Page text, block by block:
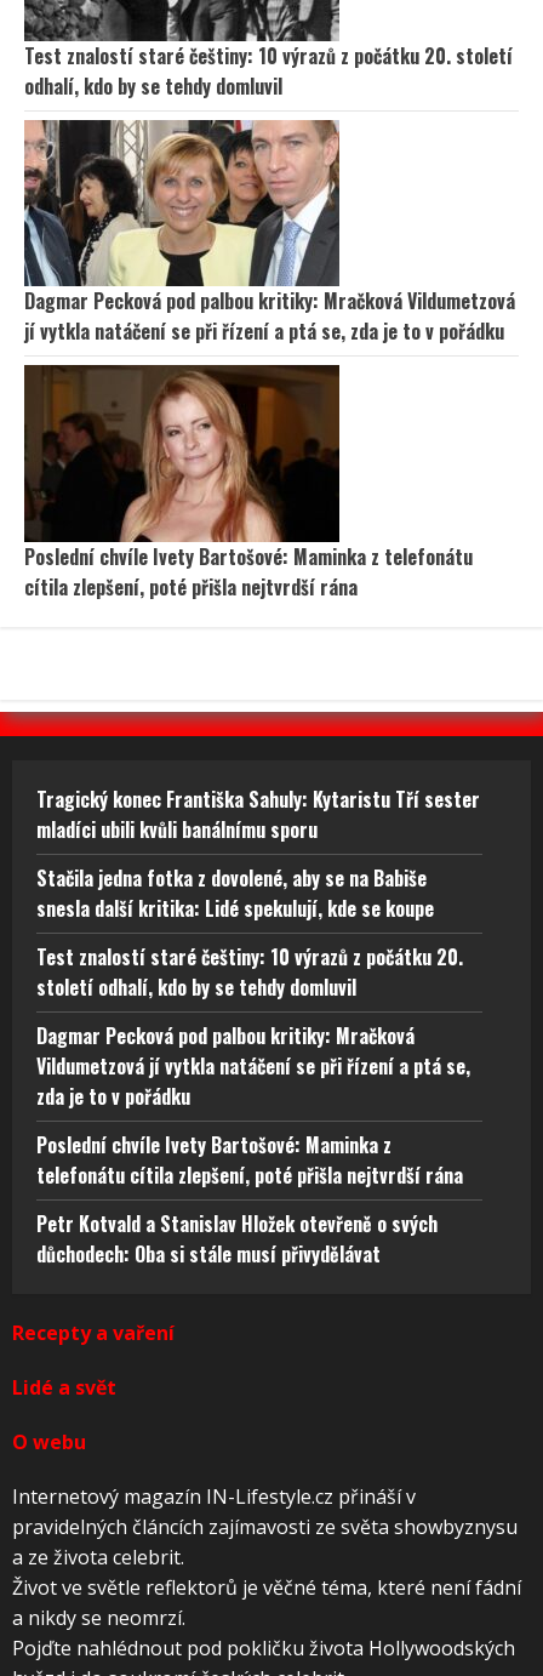
Test znalostí staré češtiny: 10 výrazů z počátku 20. století
odhalí, kdo by se tehdy domluvil
Dagmar Pecková pod palbou kritiky: Mračková Vildumetzová
jí vytkla natáčení se při řízení a ptá se, zda je to v pořádku
Poslední chvíle Ivety Bartošové: Maminka z telefonátu
cítila zlepšení, poté přišla nejtvrdší rána
Tragický konec Františka Sahuly: Kytaristu Tří sester
mladíci ubili kvůli banálnímu sporu
Stačila jedna fotka z dovolené, aby se na Babiše
snesla další kritika: Lidé spekulují, kde se koupe
Test znalostí staré češtiny: 10 výrazů z počátku 20.
století odhalí, kdo by se tehdy domluvil
Dagmar Pecková pod palbou kritiky: Mračková
Vildumetzová jí vytkla natáčení se při řízení a ptá se,
zda je to v pořádku
Poslední chvíle Ivety Bartošové: Maminka z
telefonátu cítila zlepšení, poté přišla nejtvrdší rána
Petr Kotvald a Stanislav Hložek otevřeně o svých
důchodech: Oba si stále musí přivydělávat
Recepty a vaření
Lidé a svět
O webu
Internetový magazín IN-Lifestyle.cz přináší v
pravidelných článcích zajímavosti ze světa showbyznysu
a ze života celebrit.
Život ve světle reflektorů je věčné téma, které není fádní
a nikdy se neomrzí.
Pojďte nahlédnout pod pokličku života Hollywoodských